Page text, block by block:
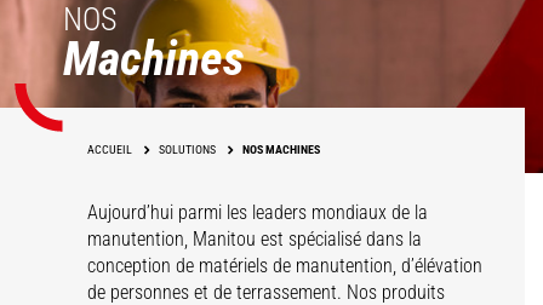
NOS
Machines
ACCUEIL SOLUTIONS NOS MACHINES
Aujourd’hui parmi les leaders mondiaux de la
manutention, Manitou est spécialisé dans la
conception de matériels de manutention, d’élévation
de personnes et de terrassement. Nos produits